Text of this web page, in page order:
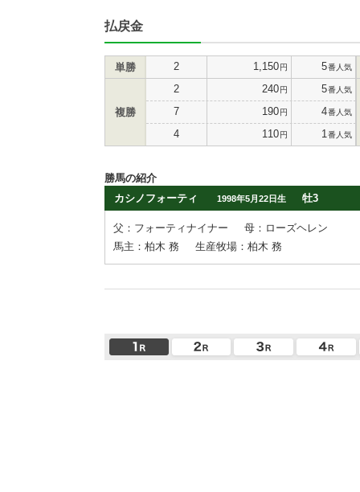
払戻金
単勝 2 1,150円 5番人気
複勝
2 240円 5番人気
7 190円 4番人気
4 110円 1 番人気
勝馬の紹介
カシノフォーティ
1998年5月22日生 牡3
父：フォーティナイナー
母：ローズヘレン
馬主：柏木 務
生産牧場：柏木 務